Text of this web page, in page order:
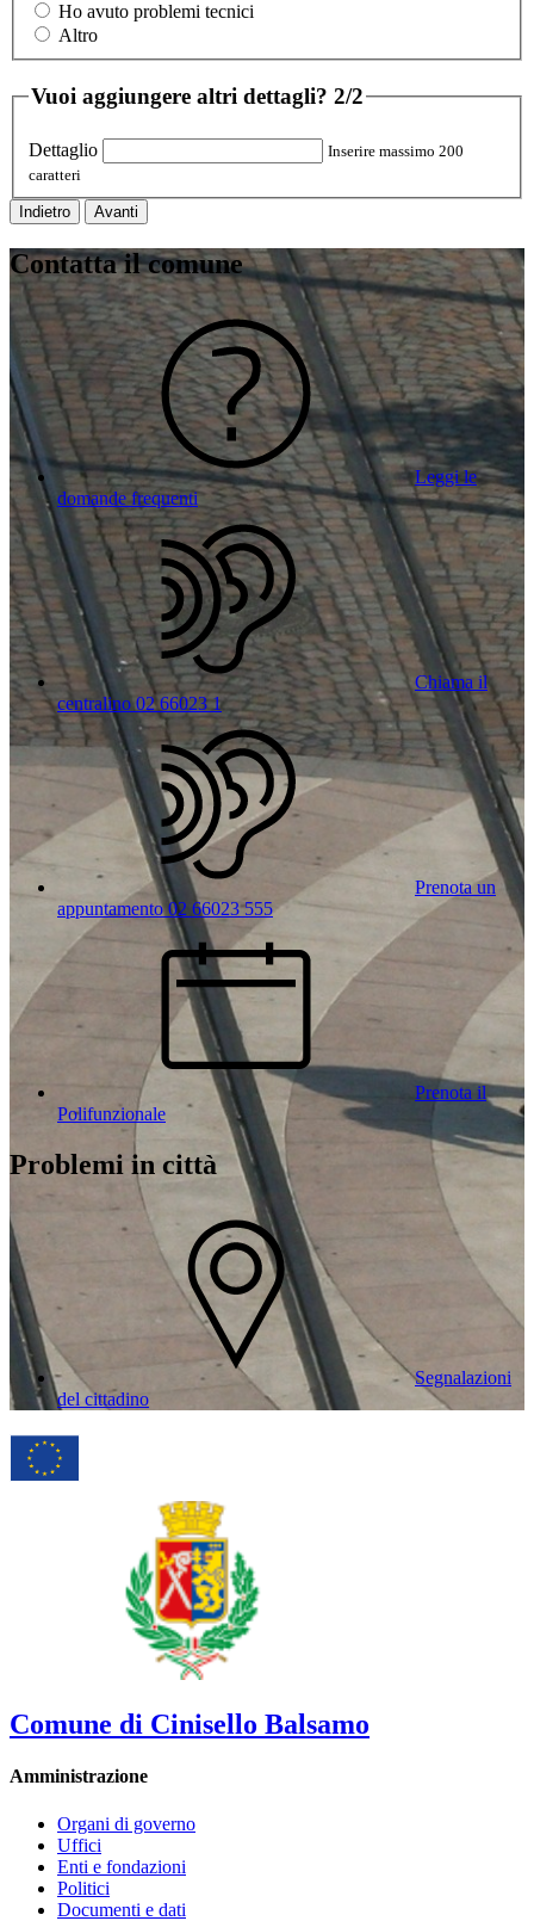
Ho avuto problemi tecnici
Altro
Vuoi aggiungere altri dettagli? 2/2
Dettaglio
Inserire massimo 200
caratteri
Indietro Avanti
Contatta il comune
Leggi le
domande frequenti
Chiama il
centralino 02 66023 1
Prenota un
appuntamento 02 66023 555
Prenota il
Polifunzionale
Problemi in città
Segnalazioni
del cittadino
Comune di Cinisello Balsamo
Amministrazione
Organi di governo
Uffici
Enti e fondazioni
Politici
Documenti e dati